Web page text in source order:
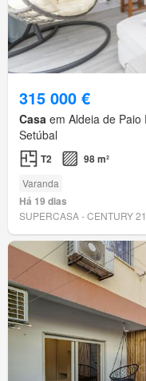
315 000 €
Casa em Aldeia de
Setúbal
T2 98 m²
Varanda
Há 19 dias
SUPERCASA - CENTURY